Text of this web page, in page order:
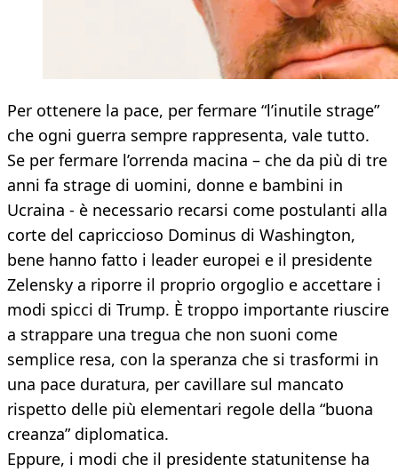
Per ottenere la pace, per fermare “l’inutile strage”
che ogni guerra sempre rappresenta, vale tutto.
Se per fermare l’orrenda macina – che da più di tre
anni fa strage di uomini, donne e bambini in
Ucraina - è necessario recarsi come postulanti alla
corte del capriccioso Dominus di Washington,
bene hanno fatto i leader europei e il presidente
Zelensky a riporre il proprio orgoglio e accettare i
modi spicci di Trump. È troppo importante riuscire
a strappare una tregua che non suoni come
semplice resa, con la speranza che si trasformi in
una pace duratura, per cavillare sul mancato
rispetto delle più elementari regole della “buona
creanza” diplomatica.
Eppure, i modi che il presidente statunitense ha